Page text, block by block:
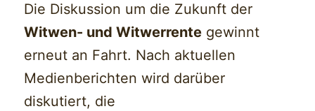
Die Diskussion um die Zukunft der
Witwen- und Witwerrente gewinnt
erneut an Fahrt. Nach aktuellen
Medienberichten wird darüber
diskutiert, die